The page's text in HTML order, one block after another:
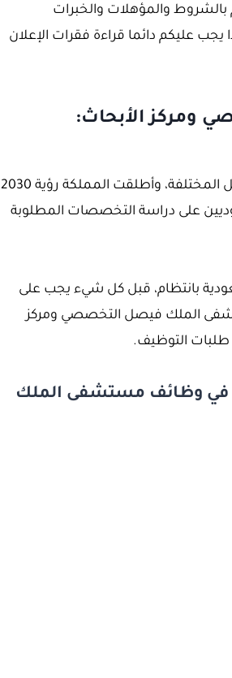
بالشروط والمؤهلات والخبرات
عليكم دائما قراءة فقرات الإعلان
ومركز الأبحاث:
يتوفر في المملكة العربية السعودية الكثير من فرص العمل المختلفة، وأطلقت المملكة رؤية 2030
على دراسة التخصصات المطلوبة
بانتظام، قبل كل شيء يجب على
الملك فيصل التخصصي ومركز
طلبات التوظيف.
في وظائف مستشفى الملك